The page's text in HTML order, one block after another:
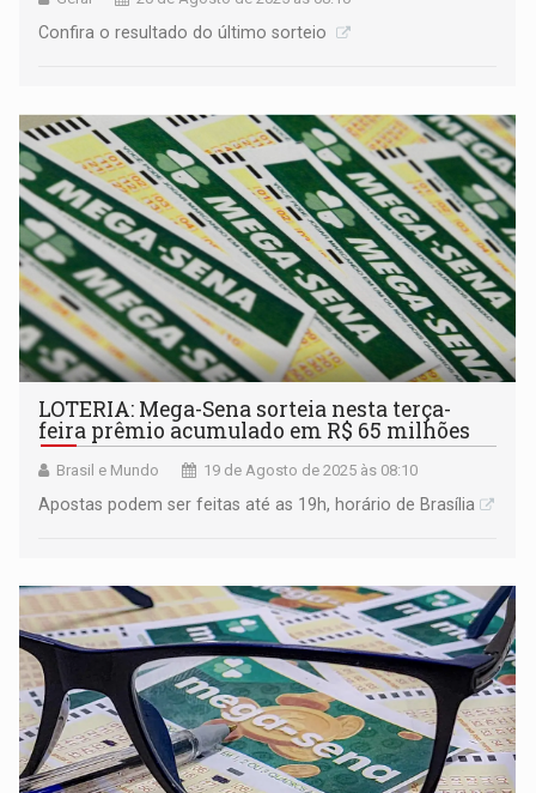
Confira o resultado do último sorteio
LOTERIA: Mega-Sena sorteia nesta terça-
feira prêmio acumulado em R$ 65 milhões
Brasil e Mundo 19 de Agosto de 2025 às 08:10
Apostas podem ser feitas até as 19h, horário de Brasília